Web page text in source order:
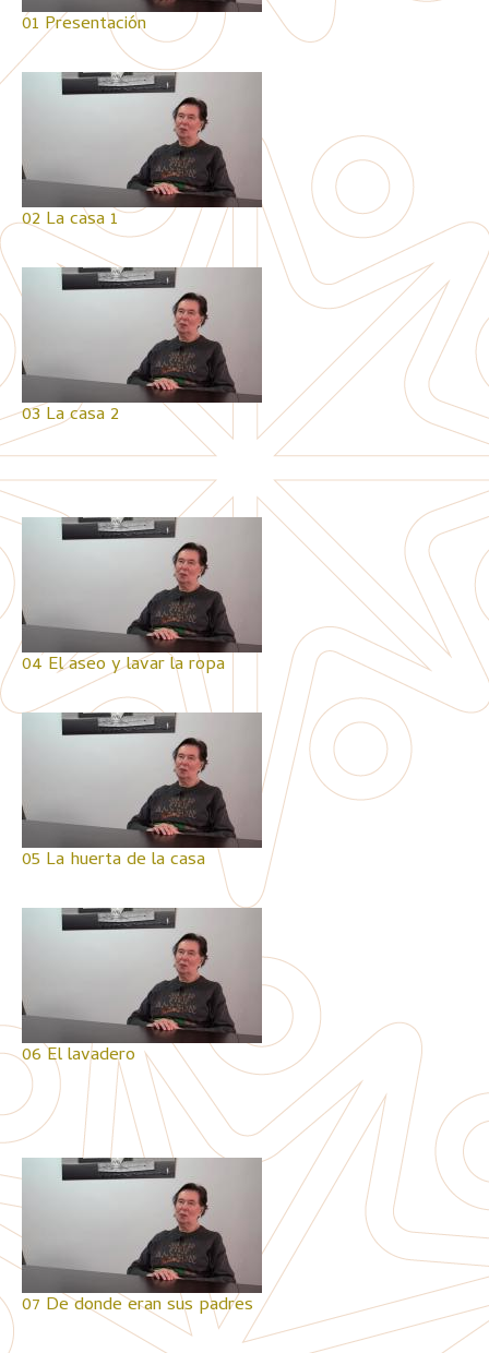
01 Presentación
02 La casa 1
03 La casa 2
04 El aseo y lavar la ropa
05 La huerta de la casa
06 El lavadero
07 De donde eran sus padres